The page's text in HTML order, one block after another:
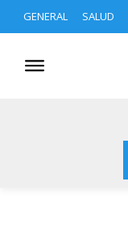
GENERAL SALUD